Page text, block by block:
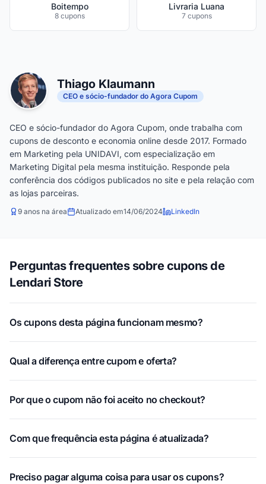
Boitempo
8 cupons
Livraria Luana
7 cupons
Thiago Klaumann
CEO e sócio-fundador do Agora Cupom
CEO e sócio-fundador do Agora Cupom, onde trabalha com
cupons de desconto e economia online desde 2017. Formado
em Marketing pela UNIDAVI, com especialização em
Marketing Digital pela mesma instituição. Responde pela
conferência dos códigos publicados no site e pela relação com
as lojas parceiras.
9 anos na área Atualizado em14/06/2024 LinkedIn
Perguntas frequentes sobre cupons de
Lendari Store
Os cupons desta página funcionam mesmo?
Qual a diferença entre cupom e oferta?
Por que o cupom não foi aceito no checkout?
Com que frequência esta página é atualizada?
Preciso pagar alguma coisa para usar os cupons?